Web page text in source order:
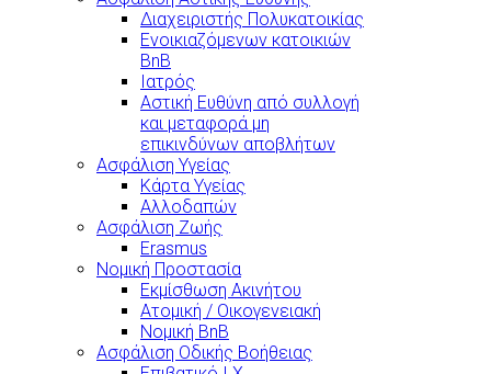
Διαχειριστής Πολυκατοικίας
Ενοικιαζόμενων κατοικιών
BnB
Ιατρός
Αστική Ευθύνη από συλλογή
και μεταφορά μη
επικινδύνων αποβλήτων
Ασφάλιση Υγείας
Κάρτα Υγείας
Αλλοδαπών
Ασφάλιση Ζωής
Erasmus
Νομική Προστασία
Εκμίσθωση Ακινήτου
Ατομική / Οικογενειακή
Νομική BnB
Ασφάλιση Οδικής Βοήθειας